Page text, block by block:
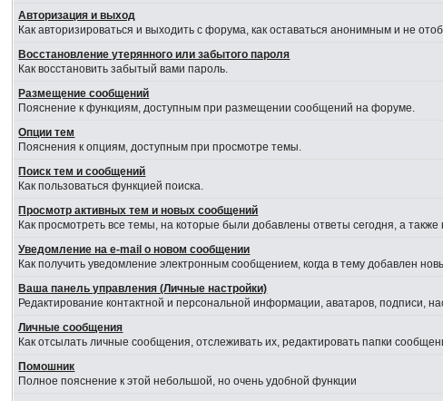
Авторизация и выход
Как авторизироваться и выходить с форума, как оставаться анонимным и не
Восстановление утерянного или забытого пароля
Как восстановить забытый вами пароль.
Размещение сообщений
Пояснение к функциям, доступным при размещении сообщений на форуме.
Опции тем
Пояснения к опциям, доступным при просмотре темы.
Поиск тем и сообщений
Как пользоваться функцией поиска.
Просмотр активных тем и новых сообщений
Как просмотреть все темы, на которые были добавлены ответы сегодня, а
Уведомление на е-mail о новом сообщении
Как получить уведомление электронным сообщением, когда в тему добавлен
Ваша панель управления (Личные настройки)
Редактирование контактной и персональной информации, аватаров, подписи,
Личные сообщения
Как отсылать личные сообщения, отслеживать их, редактировать папки
Помошник
Полное пояснение к этой небольшой, но очень удобной функции